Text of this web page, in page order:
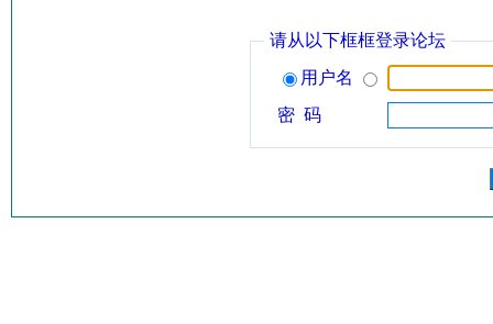
请从以下框框登录论坛
用户名
密 码